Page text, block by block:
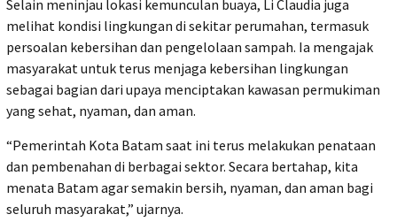
Selain meninjau lokasi kemunculan buaya, Li Claudia juga
melihat kondisi lingkungan di sekitar perumahan, termasuk
persoalan kebersihan dan pengelolaan sampah. Ia mengajak
masyarakat untuk terus menjaga kebersihan lingkungan
sebagai bagian dari upaya menciptakan kawasan permukiman
yang sehat, nyaman, dan aman.
“Pemerintah Kota Batam saat ini terus melakukan penataan
dan pembenahan di berbagai sektor. Secara bertahap, kita
menata Batam agar semakin bersih, nyaman, dan aman bagi
seluruh masyarakat,” ujarnya.